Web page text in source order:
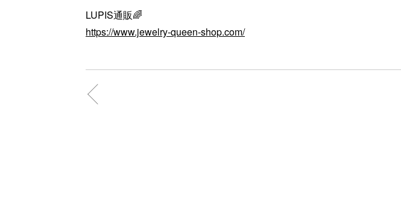
LUPIS通販🌈
https://www.jewelry-queen-shop.com/